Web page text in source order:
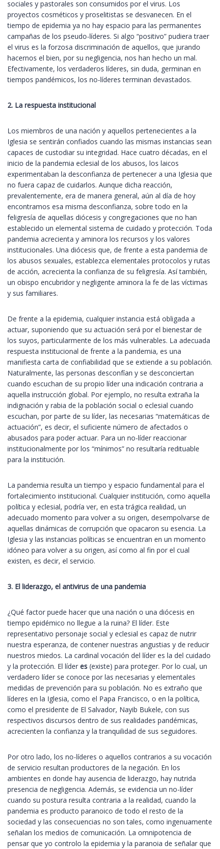
sociales y pastorales son consumidos por el virus. Los
proyectos cosméticos y proselitistas se desvanecen. En el
tiempo de epidemia ya no hay espacio para las permanentes
campañas de los pseudo-líderes. Si algo “positivo” pudiera traer
el virus es la forzosa discriminación de aquellos, que jurando
hacernos el bien, por su negligencia, nos han hecho un mal.
Efectivamente, los verdaderos líderes, sin duda, germinan en
tiempos pandémicos, los no-líderes terminan devastados.
2. La respuesta institucional
Los miembros de una nación y aquellos pertenecientes a la
Iglesia se sentirán confiados cuando las mismas instancias sean
capaces de custodiar su integridad. Hace cuatro décadas, en el
inicio de la pandemia eclesial de los abusos, los laicos
experimentaban la desconfianza de pertenecer a una Iglesia que
no fuera capaz de cuidarlos. Aunque dicha reacción,
prevalentemente, era de manera general, aún al día de hoy
encontramos esa misma desconfianza, sobre todo en la
feligresía de aquellas diócesis y congregaciones que no han
establecido un elemental sistema de cuidado y protección. Toda
pandemia acrecienta y aminora los recursos y los valores
institucionales. Una diócesis que, de frente a esta pandemia de
los abusos sexuales, establezca elementales protocolos y rutas
de acción, acrecienta la confianza de su feligresía. Así también,
un obispo encubridor y negligente aminora la fe de las víctimas
y sus familiares.
De frente a la epidemia, cualquier instancia está obligada a
actuar, suponiendo que su actuación será por el bienestar de
los suyos, particularmente de los más vulnerables. La adecuada
respuesta institucional de frente a la pandemia, es una
manifiesta carta de confiabilidad que se extiende a su población.
Naturalmente, las personas desconfían y se desconciertan
cuando escuchan de su propio líder una indicación contraria a
aquella instrucción global. Por ejemplo, no resulta extraña la
indignación y rabia de la población social o eclesial cuando
escuchan, por parte de su líder, las necesarias “matemáticas de
actuación”, es decir, el suficiente número de afectados o
abusados para poder actuar. Para un no-líder reaccionar
institucionalmente por los “mínimos” no resultaría redituable
para la institución.
La pandemia resulta un tiempo y espacio fundamental para el
fortalecimiento institucional. Cualquier institución, como aquella
política y eclesial, podría ver, en esta trágica realidad, un
adecuado momento para volver a su origen, desempolvarse de
aquellas dinámicas de corrupción que opacaron su esencia. La
Iglesia y las instancias políticas se encuentran en un momento
idóneo para volver a su origen, así como al fin por el cual
existen, es decir, el servicio.
3. El liderazgo, el antivirus de una pandemia
¿Qué factor puede hacer que una nación o una diócesis en
tiempo epidémico no llegue a la ruina? El líder. Este
representativo personaje social y eclesial es capaz de nutrir
nuestra esperanza, de contener nuestras angustias y de reducir
nuestros miedos. La cardinal vocación del líder es la del cuidado
y la protección. El líder es (existe) para proteger. Por lo cual, un
verdadero líder se conoce por las necesarias y elementales
medidas de prevención para su población. No es extraño que
líderes en la Iglesia, como el Papa Francisco, o en la política,
como el presidente de El Salvador, Nayib Bukele, con sus
respectivos discursos dentro de sus realidades pandémicas,
acrecienten la confianza y la tranquilidad de sus seguidores.
Por otro lado, los no-líderes o aquellos contrarios a su vocación
de servicio resultan productores de la negación. En los
ambientes en donde hay ausencia de liderazgo, hay nutrida
presencia de negligencia. Además, se evidencia un no-líder
cuando su postura resulta contraria a la realidad, cuando la
pandemia es producto paranoico de todo el resto de la
sociedad y las consecuencias no son tales, como ingenuamente
señalan los medios de comunicación. La omnipotencia de
pensar que yo controlo la epidemia y la paranoia de señalar que